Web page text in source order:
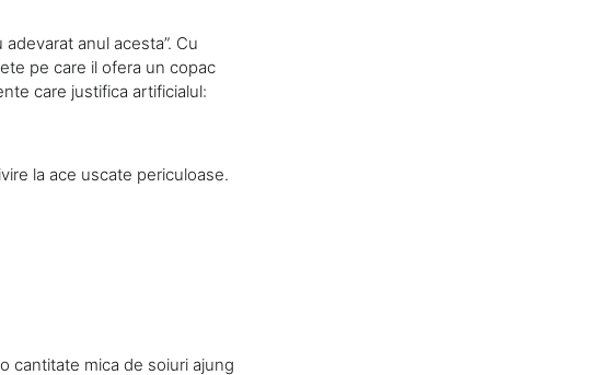
anul acesta”. Cu
pe care il ofera un copac
care justifica artificialul:
la ace uscate periculoase.
cantitate mica de soiuri ajung